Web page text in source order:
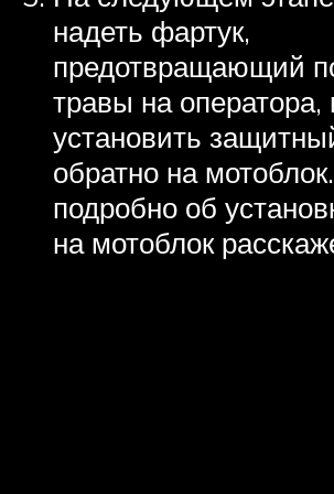
надеть фартук,
предотвращающий
травы на оператора,
установить
обратно на
подробно об
на мотоблок